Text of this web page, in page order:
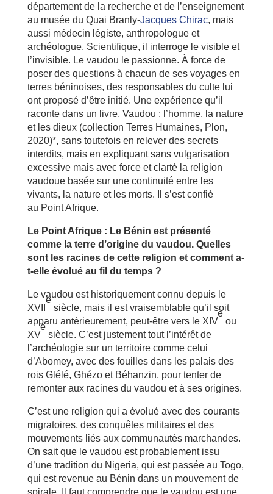
département de la recherche et de l’enseignement
au musée du Quai Branly-Jacques Chirac, mais
aussi médecin légiste, anthropologue et
archéologue. Scientifique, il interroge le visible et
l’invisible. Le vaudou le passionne. À force de
poser des questions à chacun de ses voyages en
terres béninoises, des responsables du culte lui
ont proposé d’être initié. Une expérience qu’il
raconte dans un livre, Vaudou : l’homme, la nature
et les dieux (collection Terres Humaines, Plon,
2020)*, sans toutefois en relever des secrets
interdits, mais en expliquant sans vulgarisation
excessive mais avec force et clarté la religion
vaudoue basée sur une continuité entre les
vivants, la nature et les morts. Il s’est confié
au Point Afrique.
Le Point Afrique : Le Bénin est présenté
comme la terre d’origine du vaudou. Quelles
sont les racines de cette religion et comment a-
t-elle évolué au fil du temps ?
Le vaudou est historiquement connu depuis le
XVII
e
siècle, mais il est vraisemblable qu’il soit
apparu antérieurement, peut-être vers le XIV
e
ou
XV
e
siècle. C’est justement tout l’intérêt de
l’archéologie sur un territoire comme celui
d’Abomey, avec des fouilles dans les palais des
rois Glélé, Ghézo et Béhanzin, pour tenter de
remonter aux racines du vaudou et à ses origines.
C’est une religion qui a évolué avec des courants
migratoires, des conquêtes militaires et des
mouvements liés aux communautés marchandes.
On sait que le vaudou est probablement issu
d’une tradition du Nigeria, qui est passée au Togo,
qui est revenue au Bénin dans un mouvement de
spirale. Il faut comprendre que le vaudou est une